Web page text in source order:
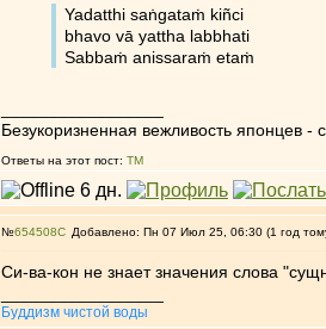
Yadatthi saṅgataṁ kiñci
bhavo vā yattha labbhati
Sabbaṁ anissaraṁ etaṁ
Безукоризненная вежливость японцев -
Ответы на этот пост: ТМ
№654508 Добавлено: Пн 07 Июл 25, 06:30 (1 год
Си-ва-кон не знает значения слова
Буддизм чистой воды